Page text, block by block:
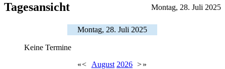
Tagesansicht Montag, 28. Juli 2025
Montag, 28. Juli 2025
Keine Termine
«< August 2026 >»